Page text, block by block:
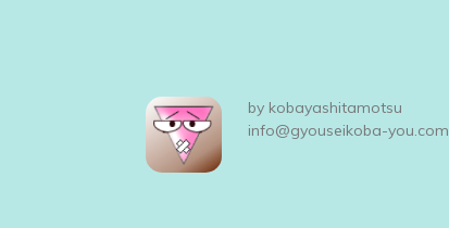
ビ
ゲ
ー
by kobayashitamotsu
info@gyouseikoba-you.com